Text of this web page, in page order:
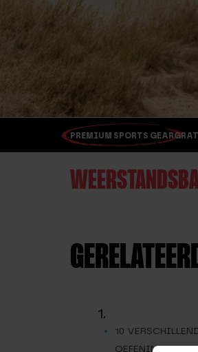
PREMIUM SPORTS GEAR
1.
10
OEFENINGEN